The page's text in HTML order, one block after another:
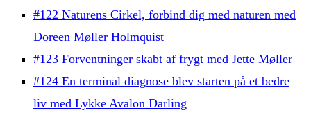
#122 Naturens Cirkel, forbind dig med naturen med
Doreen Møller Holmquist
#123 Forventninger skabt af frygt med Jette Møller
#124 En terminal diagnose blev starten på et bedre
liv med Lykke Avalon Darling